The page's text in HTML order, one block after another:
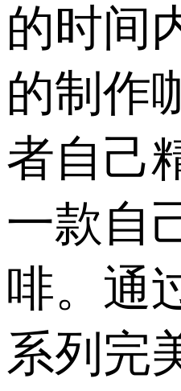
的时间
的制作
者自己
一款自
啡。通
系列完